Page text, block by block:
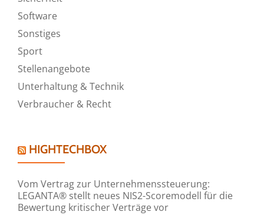
Software
Sonstiges
Sport
Stellenangebote
Unterhaltung & Technik
Verbraucher & Recht
HIGHTECHBOX
Vom Vertrag zur Unternehmenssteuerung:
LEGANTA® stellt neues NIS2-Scoremodell für die
Bewertung kritischer Verträge vor